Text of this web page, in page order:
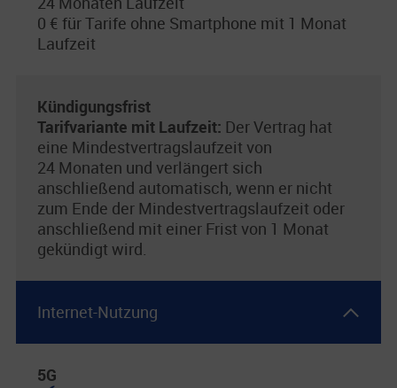
0 € für Tarife ohne Smartphone mit 1 Monat
Laufzeit
Kündigungsfrist
Tarifvariante mit Laufzeit: Der Vertrag hat
eine Mindestvertragslaufzeit von
24 Monaten und verlängert sich
anschließend automatisch, wenn er nicht
zum Ende der Mindestvertragslaufzeit oder
anschließend mit einer Frist von 1 Monat
gekündigt wird.
Internet-Nutzung
5G